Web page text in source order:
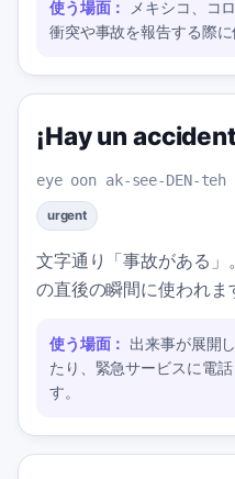
使う場面：
メキシコ、コ
衝突や事故を報告する際に
¡Hay un
eye oon ak-see-DEN-teh
urgent
文字通り「事故がある
の直後の瞬間に使われま
使う場面： 出来事が展開
たり、緊急サービスに電
す。